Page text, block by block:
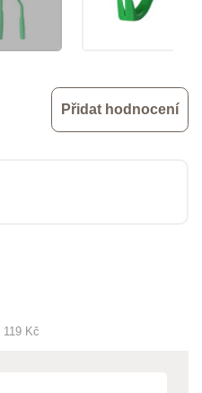
Přidat hodnocení
119 Kč